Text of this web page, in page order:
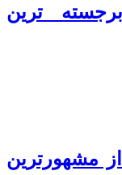
ترین
مشهورترین